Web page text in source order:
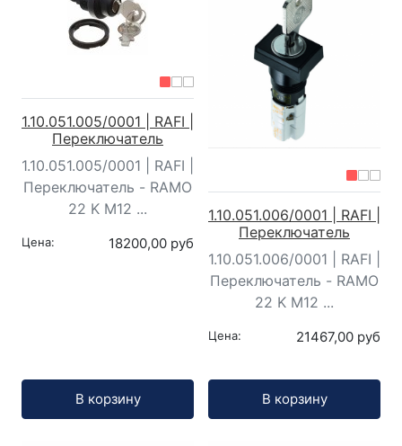
1.10.051.005/0001 | RAFI |
Переключатель
1.10.051.005/0001 | RAFI |
Переключатель - RAMO
22 K M12 ...
Цена: 18200,00 руб
В корзину
1.10.051.006/0001 | RAFI |
Переключатель
1.10.051.006/0001 | RAFI |
Переключатель - RAMO
22 K M12 ...
Цена: 21467,00 руб
В корзину